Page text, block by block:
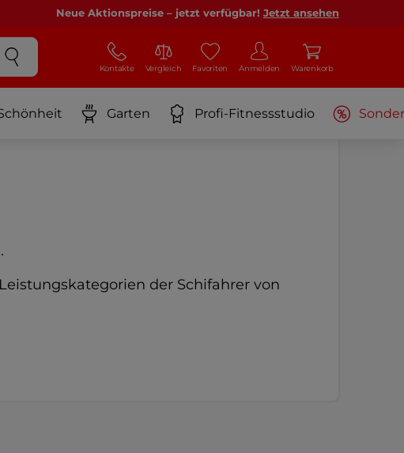
Neue Aktionspreise – jetzt verfügbar! Jetzt ansehen
Kontakte Vergleich Favoriten Anmelden Warenkorb
Garten Profi-Fitnessstudio
der Schifahrer von